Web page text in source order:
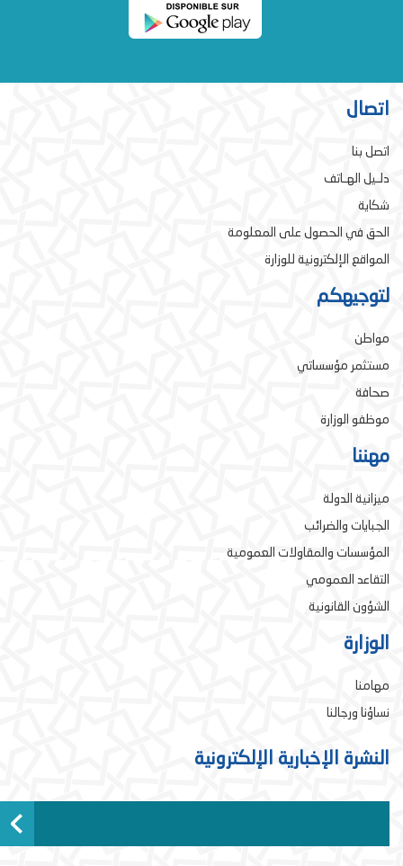
اتصال
اتصل بنا
دلـيل الهـاتف
شكاية
الحق في الحصول على المعلومة
المواقع الإلكترونية للوزارة
لتوجيهكم
مواطن
مستثمر مؤسساتي
صحافة
موظفو الوزارة
مهننا
ميزانية الدولة
الجبايات والضرائب
المؤسسات والمقاولات العمومية
التقاعد العمومي
الشؤون القانونية
الوزارة
مهامنا
نساؤنا ورجالنا
النشرة الإخبارية الإلكترونية